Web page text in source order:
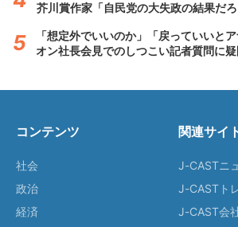
芥川賞作家「自民党の大失政の結果だろ
「想定外でいいのか」「戻っていいと
オン社長会見でのしつこい記者質問に
コンテンツ
社会
政治
経済
関連サイ
J-CASTニ
J-CASTト
J-CAST会